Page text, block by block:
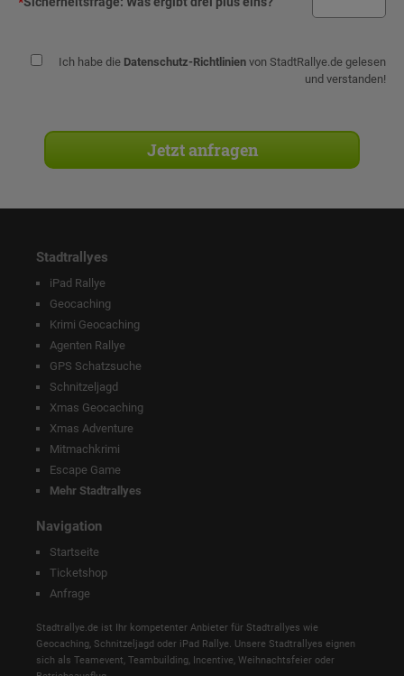
Ich habe die Datenschutz-Richtlinien von StadtRallye.de gelesen
und verstanden!
Stadtrallyes
iPad Rallye
Geocaching
Krimi Geocaching
Agenten Rallye
GPS Schatzsuche
Schnitzeljagd
Xmas Geocaching
Xmas Adventure
Mitmachkrimi
Escape Game
Mehr Stadtrallyes
Navigation
Startseite
Ticketshop
Anfrage
Stadtrallye.de ist Ihr kompetenter Anbieter für Stadtrallyes wie
Geocaching, Schnitzeljagd oder iPad Rallye. Unsere Stadtrallyes eignen
sich als Teamevent, Teambuilding, Incentive, Weihnachtsfeier oder